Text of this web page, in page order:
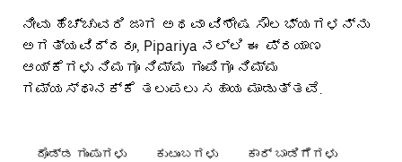
ನೀವು ಹೆಚ್ಚುವರಿ ಜಾಗ ಅಥವಾ ವಿಶೇಷ ಸೌಲಭ್ಯಗಳನ್ನು
ಅಗತ್ಯವಿದ್ದರೂ, Pipariya ನಲ್ಲಿ ಈ ಪ್ರಯಾಣ
ಆಯ್ಕೆಗಳು ನಿಮಗೂ ನಿಮ್ಮ ಗುಂಪಿಗೂ ನಿಮ್ಮ
ಗಮ್ಯಸ್ಥಾನಕ್ಕೆ ತಲುಪಲು ಸಹಾಯ ಮಾಡುತ್ತವೆ.
ದೊಡ್ಡ ಗುಂಪುಗಳು ಕುಟುಂಬಗಳು ಕಾರ್ ಬಾಡಿಗೆಗಳು